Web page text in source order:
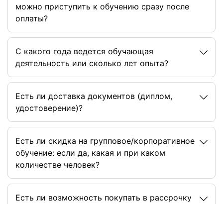
можно приступить к обучению сразу после
оплаты?
C какого года ведется обучающая
деятельность или сколько лет опыта?
Есть ли доставка документов (диплом,
удостоверение)?
Есть ли скидка на групповое/корпоративное
обучение: если да, какая и при каком
количестве человек?
Есть ли возможность покупать в рассрочку